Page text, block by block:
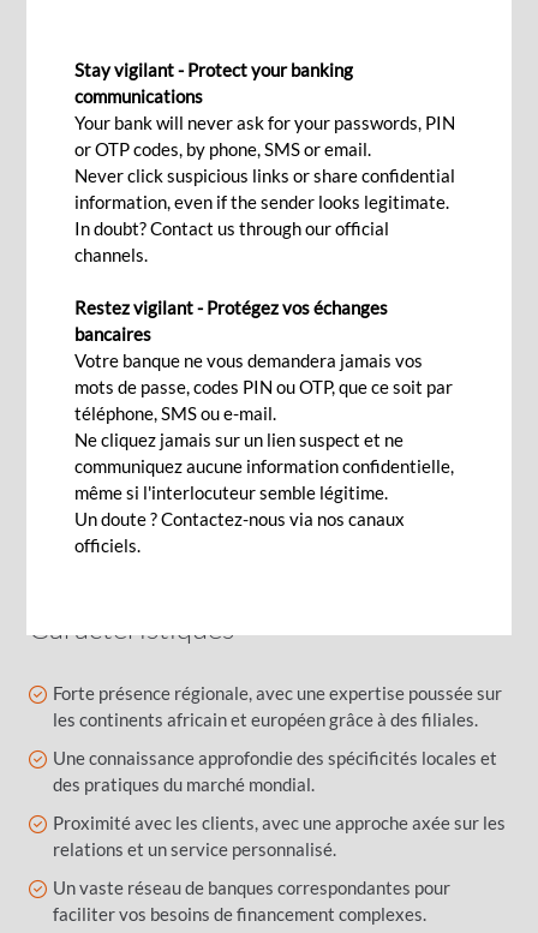
La BCP Bank possède l'expertise nécessaire pour
développer des solutions transfrontalières sur
mesure pour les besoins de votre entreprise,
grâce à notre forte présence régionale et à nos
liens étroits avec d’autres banques à travers le
monde. Notre équipe possède une expérience
approfondie dans l'offre de solutions de
financement structurées et sur mesure, adaptées
aux besoins de votre entreprise. Soutenue par un
vaste réseau de partenaires et de banques
correspondantes, notre équipe vous aide à
trouver la bonne solution de financement pour
Caractéristiques
Forte présence régionale, avec une expertise poussée sur
les continents africain et européen grâce à des filiales.
Une connaissance approfondie des spécificités locales et
des pratiques du marché mondial.
Proximité avec les clients, avec une approche axée sur les
relations et un service personnalisé.
Un vaste réseau de banques correspondantes pour
faciliter vos besoins de financement complexes.
Stay vigilant - Protect your banking
communications
Your bank will never ask for your passwords, PIN
or OTP codes, by phone, SMS or email.
Never click suspicious links or share confidential
information, even if the sender looks legitimate.
In doubt? Contact us through our official
channels.
Restez vigilant - Protégez vos échanges
bancaires
Votre banque ne vous demandera jamais vos
mots de passe, codes PIN ou OTP, que ce soit par
téléphone, SMS ou e-mail.
Ne cliquez jamais sur un lien suspect et ne
communiquez aucune information confidentielle,
même si l'interlocuteur semble légitime.
Un doute ? Contactez-nous via nos canaux
officiels.